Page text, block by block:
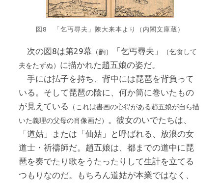
図8 「乞丐尋夫」陳大来本より（内閣文庫蔵）
次の図8は第29幕 （齣） 「乞丐尋夫」
（乞食して
夫をたずぬ） に描かれた趙五娘の姿だ。
手には払子を持ち、背中には琵琶を背負って
いる。そして琵琶の陰に、何か筒に巻いたもの
が見えている
（これは書画の心得がある趙五娘が自ら描
いた義理の父母の肖像画だ）
。彼女のいでたちは、
「道姑」または「仙姑」と呼ばれる、放浪の女
道士・祈禱師だ。趙五娘は、都までの道中に琵
琶を奏でたり歌をうたったりして生計を立てる
つもりなのだ。もちろん道姑が本業ではなく、